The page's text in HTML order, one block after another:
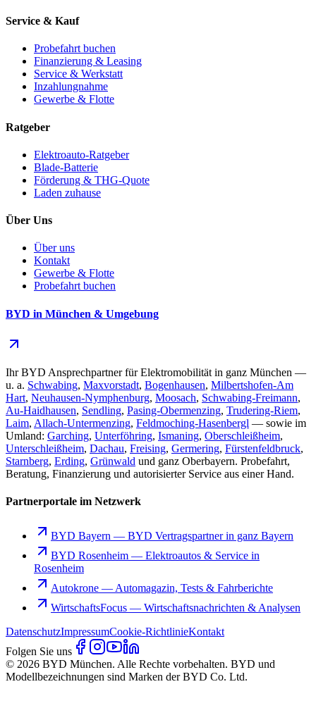
Service & Kauf
Probefahrt buchen
Finanzierung & Leasing
Service & Werkstatt
Inzahlungnahme
Gewerbe & Flotte
Ratgeber
Elektroauto-Ratgeber
Blade-Batterie
Förderung & THG-Quote
Laden zuhause
Über Uns
Über uns
Kontakt
Gewerbe & Flotte
Probefahrt buchen
BYD in München & Umgebung
Ihr BYD Ansprechpartner für Elektromobilität in ganz München —
u. a. Schwabing, Maxvorstadt, Bogenhausen, Milbertshofen-Am
Hart, Neuhausen-Nymphenburg, Moosach, Schwabing-Freimann,
Au-Haidhausen, Sendling, Pasing-Obermenzing, Trudering-Riem,
Laim, Allach-Untermenzing, Feldmoching-Hasenbergl — sowie im
Umland: Garching, Unterföhring, Ismaning, Oberschleißheim,
Unterschleißheim, Dachau, Freising, Germering, Fürstenfeldbruck,
Starnberg, Erding, Grünwald und ganz Oberbayern. Probefahrt,
Beratung, Finanzierung und autorisierter Service aus einer Hand.
Partnerportale im Netzwerk
BYD Bayern — BYD Vertragspartner in ganz Bayern
BYD Rosenheim — Elektroautos & Service in
Rosenheim
Autokrone —Automagazin, Tests & Fahrberichte
WirtschaftsFocus — Wirtschaftsnachrichten & Analysen
DatenschutzImpressumCookie-RichtlinieKontakt
Folgen Sie uns
© 2026 BYD München. Alle Rechte vorbehalten. BYD und
Modellbezeichnungen sind Marken der BYD Co. Ltd.